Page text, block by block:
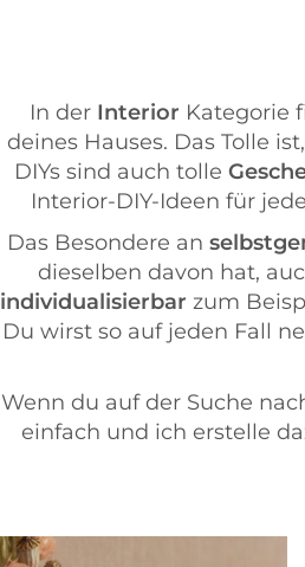
In der Interior Kategorie
deines Hauses. Das Tolle
DIYs sind auch tolle
Interior-DIY-Ideen für
Das Besondere an
dieselben davon hat,
individualisierbar zum
Du wirst so auf jeden Fall
Wenn du auf der Suche
einfach und ich erstelle